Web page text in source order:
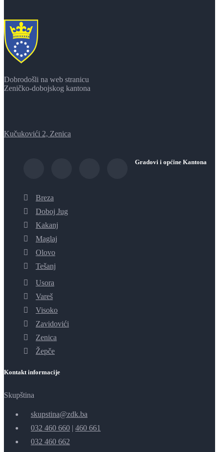
Dobrodošli na web stranicu
Zeničko-dobojskog kantona
Kučukovići 2, Zenica
Gradovi i općine Kantona
Breza
Doboj Jug
Kakanj
Maglaj
Olovo
Tešanj
Usora
Vareš
Visoko
Zavidovići
Zenica
Žepče
Kontakt informacije
Skupština
skupstina@zdk.ba
032 460 660 | 460 661
032 460 662